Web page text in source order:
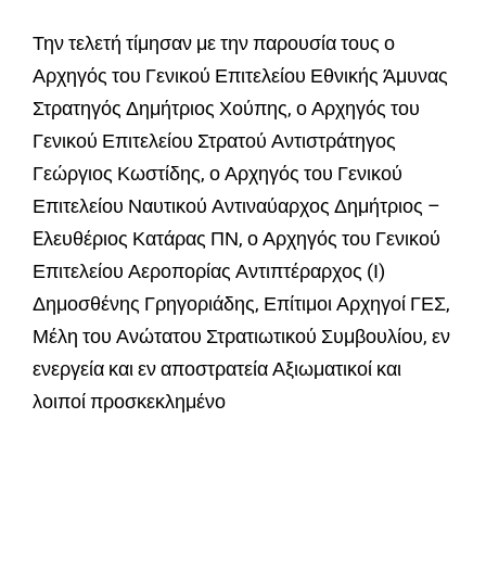
Την τελετή τίμησαν με την παρουσία τους ο
Αρχηγός του Γενικού Επιτελείου Εθνικής Άμυνας
Στρατηγός Δημήτριος Χούπης, ο Αρχηγός του
Γενικού Επιτελείου Στρατού Αντιστράτηγος
Γεώργιος Κωστίδης, ο Αρχηγός του Γενικού
Επιτελείου Ναυτικού Αντιναύαρχος Δημήτριος –
Eλευθέριος Κατάρας ΠΝ, ο Αρχηγός του Γενικού
Επιτελείου Αεροπορίας Αντιπτέραρχος (Ι)
Δημοσθένης Γρηγοριάδης, Επίτιμοι Αρχηγοί ΓΕΣ,
Μέλη του Ανώτατου Στρατιωτικού Συμβουλίου, εν
ενεργεία και εν αποστρατεία Αξιωματικοί και
λοιποί προσκεκλημένο